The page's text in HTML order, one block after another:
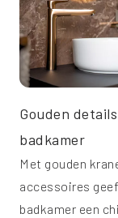
Gouden
badkamer
Met gouden
accessoires
badkamer een